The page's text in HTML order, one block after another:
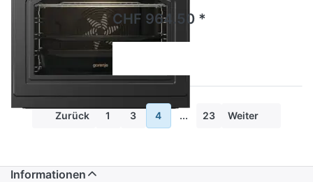
CHF 964.50 *
Zurück 1 3 4 ... 23 Weiter
Informationen